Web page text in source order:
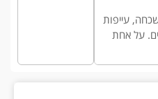
עייפות
על אחת